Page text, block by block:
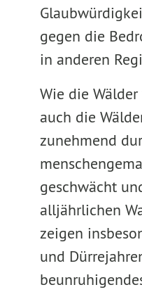
gegen die
in anderen
Wie die
auch die
zunehmend
geschwächt
alljährlichen
zeigen
und